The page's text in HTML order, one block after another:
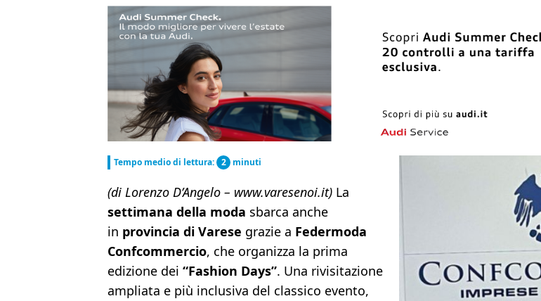
Tempo medio di lettura: 2 minuti
(di Lorenzo D’Angelo – www.varesenoi.it) La
settimana della moda sbarca anche
in provincia di Varese grazie a Federmoda
Confcommercio, che organizza la prima
edizione dei “Fashion Days”. Una rivisitazione
ampliata e più inclusiva del classico evento,